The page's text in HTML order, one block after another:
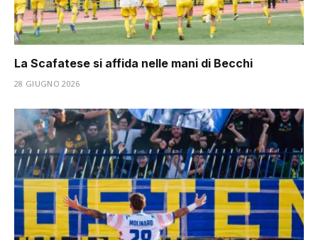
La Scafatese si affida nelle mani di Becchi
28 GIUGNO 2026